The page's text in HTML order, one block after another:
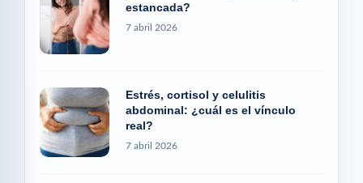
estancada?
7 abril 2026
Estrés, cortisol y celulitis
abdominal: ¿cuál es el vínculo
real?
7 abril 2026